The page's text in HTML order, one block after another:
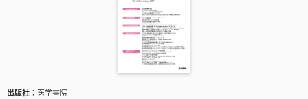
出版社
医学書院